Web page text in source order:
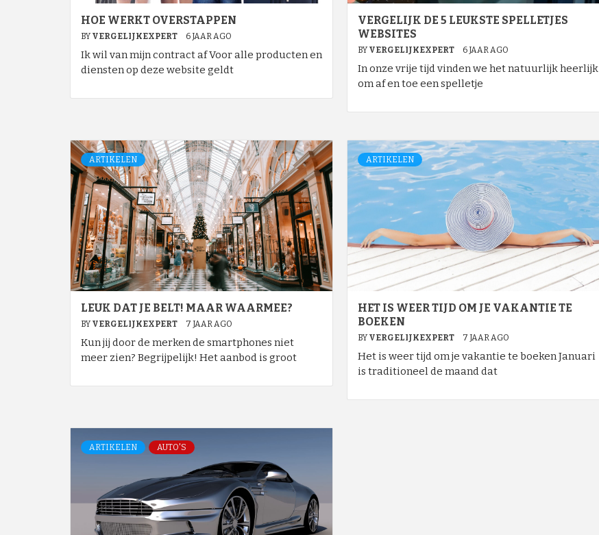
HOE WERKT OVERSTAPPEN
BY VERGELIJKEXPERT 6 JAAR AGO
Ik wil van mijn contract af Voor alle producten en
diensten op deze website geldt
VERGELIJK DE 5 LEUKSTE SPELLETJES
WEBSITES
BY VERGELIJKEXPERT 6 JAAR AGO
In onze vrije tijd vinden we het natuurlijk heerlijk
om af en toe een spelletje
ARTIKELEN
LEUK DAT JE BELT! MAAR WAARMEE?
BY VERGELIJKEXPERT 7 JAAR AGO
Kun jij door de merken de smartphones niet
meer zien? Begrijpelijk! Het aanbod is groot
ARTIKELEN
HET IS WEER TIJD OM JE VAKANTIE TE
BOEKEN
BY VERGELIJKEXPERT 7 JAAR AGO
Het is weer tijd om je vakantie te boeken Januari
is traditioneel de maand dat
ARTIKELEN AUTO'S